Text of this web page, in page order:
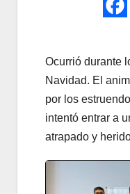
Ocurrió durante
Navidad. El
por los
intentó entrar a
atrapado y